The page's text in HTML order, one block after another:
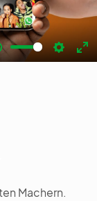
Machern.